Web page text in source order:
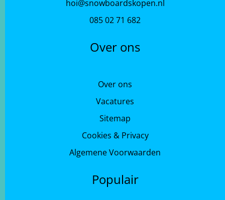
hoi@snowboardskopen.nl
085 02 71 682
Over ons
Over ons
Vacatures
Sitemap
Cookies & Privacy
Algemene Voorwaarden
Populair